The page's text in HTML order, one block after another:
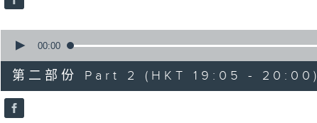
90%
seconds
55
minutes,
9
seconds
90%
00:00
第二部份 Part 2 (HKT 19:05 - 20:00)